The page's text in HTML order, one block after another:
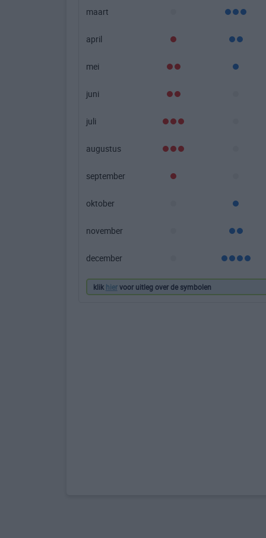
maart
april
mei
juni
juli
augustus
september
oktober
november
december
klik hiervoor uitleg over de symbolen